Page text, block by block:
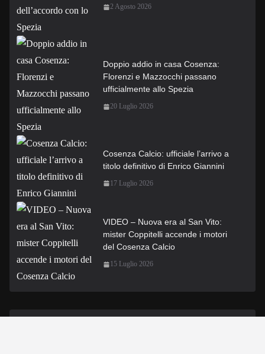
2 Agosto 2026
Doppio addio in casa Cosenza:
Florenzi e Mazzocchi passano
ufficialmente allo Spezia
20 Luglio 2026
Cosenza Calcio: ufficiale l’arrivo a
titolo definitivo di Enrico Giannini
17 Luglio 2026
VIDEO – Nuova era al San Vito:
mister Coppitelli accende i motori
del Cosenza Calcio
15 Luglio 2026